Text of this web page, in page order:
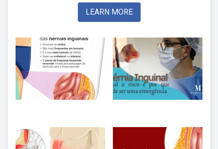
LEARN MORE